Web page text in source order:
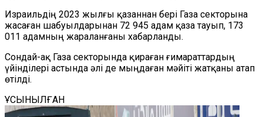
Израильдің 2023 жылғы қазаннан бері Газа секторына
жасаған шабуылдарынан 72 945 адам қаза тауып, 173
011 адамның жараланғаны хабарланды.
Сондай-ақ Газа секторында қираған ғимараттардың
үйінділері астында әлі де мыңдаған мәйіті жатқаны атап
өтілді.
ҰСЫНЫЛҒАН